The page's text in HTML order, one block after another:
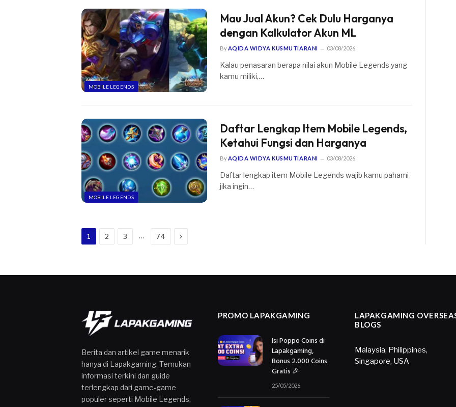
MOBILE LEGENDS
Mau Jual Akun? Cek Dulu Harganya
dengan Kalkulator Akun ML
ByAQIDA WIDYA KUSMUTIARANI 03/08/2026
Kalau penasaran berapa nilai akun Mobile Legends yang
kamu miliki,…
MOBILE LEGENDS
Daftar Lengkap Item Mobile Legends,
Ketahui Fungsi dan Harganya
ByAQIDA WIDYA KUSMUTIARANI 03/08/2026
Daftar lengkap item Mobile Legends wajib kamu pahami
jika ingin…
1 2 3 … 74 Next
Berita dan artikel game menarik
hanya di Lapakgaming. Temukan
informasi terkini dan guide
terlengkap dari game-game
populer seperti Mobile Legends,
PROMO LAPAKGAMING
Isi Poppo Coins di
Lapakgaming,
Bonus 2.000 Coins
Gratis 🎉
25/05/2026
LAPAKGAMING
BLOGS
Malaysia, Philippines,
Singapore, USA